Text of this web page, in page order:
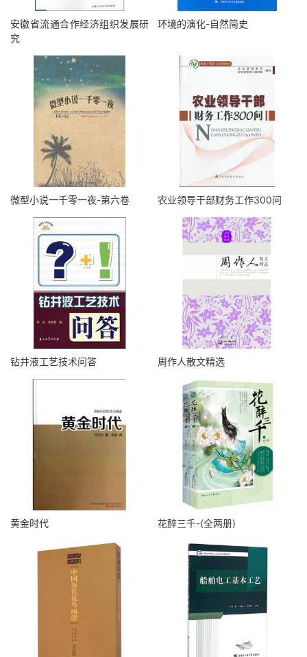
安徽省流通合作经济组织发展研
究
环境的演化-自然简史
微型小说一千零一夜-第六卷 农业领导干部财务工作300问
钻井液工艺技术问答 周作人散文精选
黄金时代 花醉三千-(全两册)